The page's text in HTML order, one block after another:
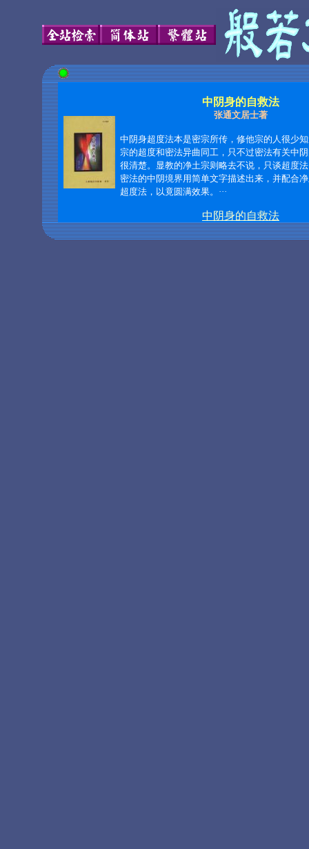
中阴身的自救法
张通文居士著
中阴身超度法本是密宗所传，修他宗的人很少
宗的超度和密法异曲同工，只不过密法有关中
很清楚。显教的净土宗则略去不说，只谈超度
密法的中阴境界用简单文字描述出来，并配合
超度法，以竟圆满效果。 ···
中阴身的自救法